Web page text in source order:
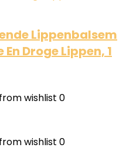
Lippenbalsem
Droge Lippen, 1
wishlist 0
wishlist 0